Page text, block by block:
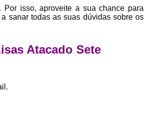
Estamparia Digital de Camiseta
Estamparia Digital em Camisetas
Estamparia em Camiseta de
Por isso, aproveite a sua chance para
sanar todas as suas dúvidas sobre os
Atacado Sete